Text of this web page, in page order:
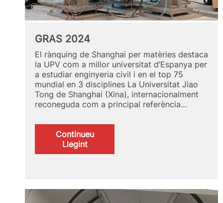
GRAS 2024
El rànquing de Shanghai per matèries destaca
la UPV com a millor universitat d’Espanya per
a estudiar enginyeria civil i en el top 75
mundial en 3 disciplines La Universitat Jiao
Tong de Shanghai (Xina), internacionalment
reconeguda com a principal referència…
Continueu
Llegint:
GRAS